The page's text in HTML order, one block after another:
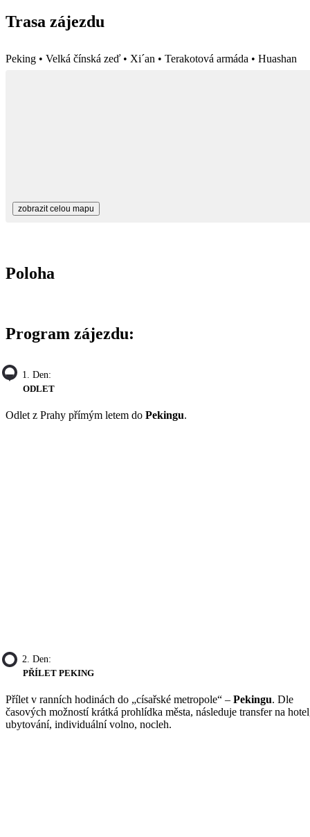
Trasa zájezdu
Peking • Velká čínská zeď • Xi´an • Terakotová armáda • Huashan
zobrazit celou mapu
Poloha
Program zájezdu:
1. Den:
ODLET
Odlet z Prahy přímým letem do Pekingu.
2. Den:
PŘÍLET PEKING
Přílet v ranních hodinách do „císařské metropole“ – Pekingu. Dle
časových možností krátká prohlídka města, následuje transfer na
ubytování, individuální volno, nocleh.